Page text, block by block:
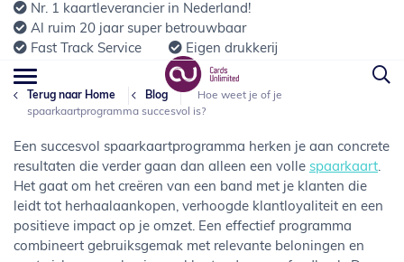
Nr. 1 kaartleverancier in Nederland!
Al ruim 20 jaar super betrouwbaar
Fast Track Service
Eigen drukkerij
Terug naar Home Blog
Hoe weet je of je
spaarkaartprogramma succesvol is?
Een succesvol spaarkaartprogramma herken je aan concrete
resultaten die verder gaan dan alleen een volle spaarkaart.
Het gaat om het creëren van een band met je klanten die
leidt tot herhaalaankopen, verhoogde klantloyaliteit en een
positieve impact op je omzet. Een effectief programma
combineert gebruiksgemak met relevante beloningen en